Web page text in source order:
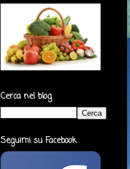
Cerca nel blog
Seguimi su Facebook